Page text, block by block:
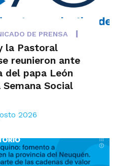
DE PRENSA
la Pastoral
reunieron ante
del papa León
Semana Social
2026